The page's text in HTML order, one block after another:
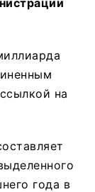
на
года в